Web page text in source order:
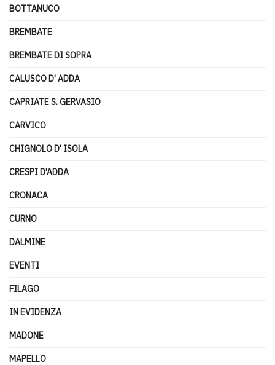
BOTTANUCO
BREMBATE
BREMBATE DI SOPRA
CALUSCO D' ADDA
CAPRIATE S. GERVASIO
CARVICO
CHIGNOLO D' ISOLA
CRESPI D'ADDA
CRONACA
CURNO
DALMINE
EVENTI
FILAGO
IN EVIDENZA
MADONE
MAPELLO